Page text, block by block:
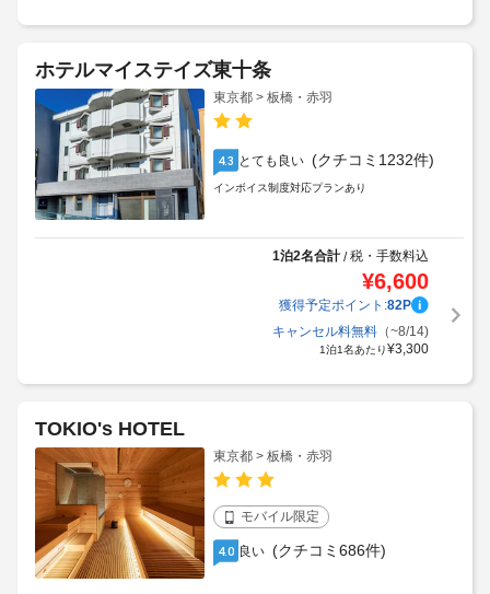
ホテルマイステイズ東十条
東京都 > 板橋・赤羽
4.3 とても良い (クチコミ1232件)
インボイス制度対応プランあり
1泊2名合計/税・手数料込
¥6,600
獲得予定ポイント:82P
キャンセル料無料（~8/14)
1泊1名あたり¥3,300
TOKIO's HOTEL
東京都 > 板橋・赤羽
モバイル限定
4.0 良い (クチコミ686件)